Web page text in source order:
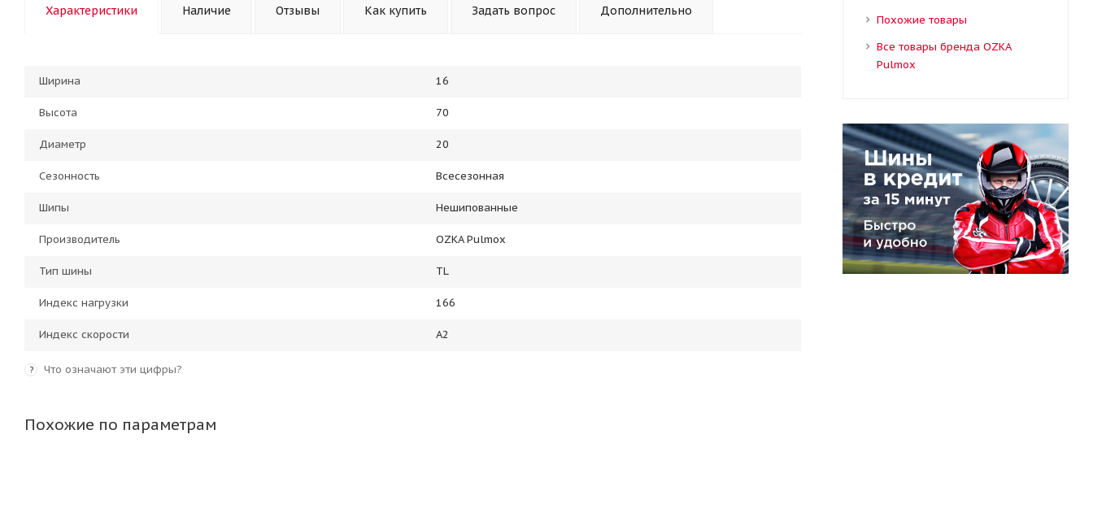
Характеристики Наличие Отзывы Как купить Задать вопрос Дополнительно
Ширина 16
Высота 70
Диаметр 20
Сезонность Всесезонная
Шипы Нешипованные
Производитель OZKA Pulmox
Тип шины TL
Индекс нагрузки 166
Индекс скорости A2
? Что означают эти цифры?
Похожие по параметрам
Похожие товары
Все товары бренда OZKA
Pulmox